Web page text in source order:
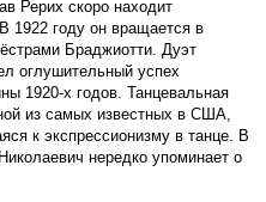
Рерих скоро находит
1922 году он вращается в
Браджиотти. Дуэт
оглушительный успех
1920-х годов. Танцевальная
из самых известных в США,
к экспрессионизму в танце. В
нередко упоминает о